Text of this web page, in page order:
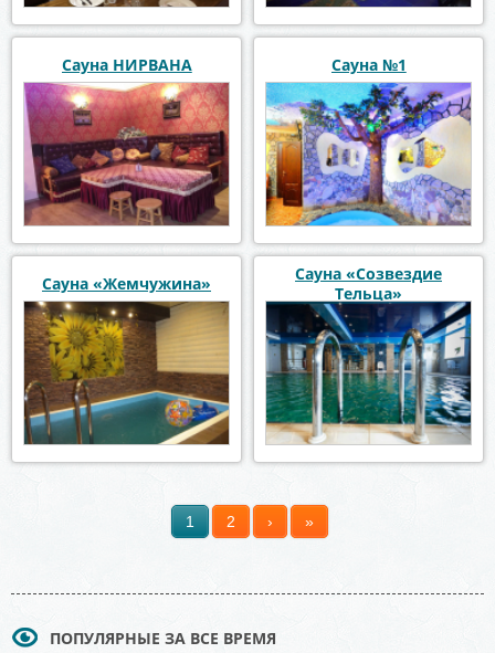
Сауна НИРВАНА Сауна №1
Сауна «Жемчужина»
Сауна «Созвездие
Тельца»
1 2 › »
ПОПУЛЯРНЫЕ ЗА ВСЕ ВРЕМЯ